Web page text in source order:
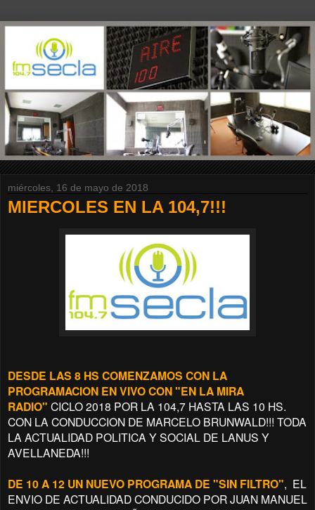
miércoles, 16 de mayo de 2018
MIERCOLES EN LA 104,7!!!
DESDE LAS 8 HS COMENZAMOS CON LA
PROGRAMACION EN VIVO CON "EN LA MIRA
RADIO" CICLO 2018 POR LA 104,7 HASTA LAS 10 HS.
CON LA CONDUCCION DE MARCELO BRUNWALD!!! TODA
LA ACTUALIDAD POLITICA Y SOCIAL DE LANUS Y
AVELLANEDA!!!
DE 10 A 12 UN NUEVO PROGRAMA DE "SIN FILTRO", EL
ENVIO DE ACTUALIDAD CONDUCIDO POR JUAN MANUEL